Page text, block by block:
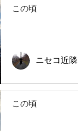
この頃
ニセコ近隣
この頃